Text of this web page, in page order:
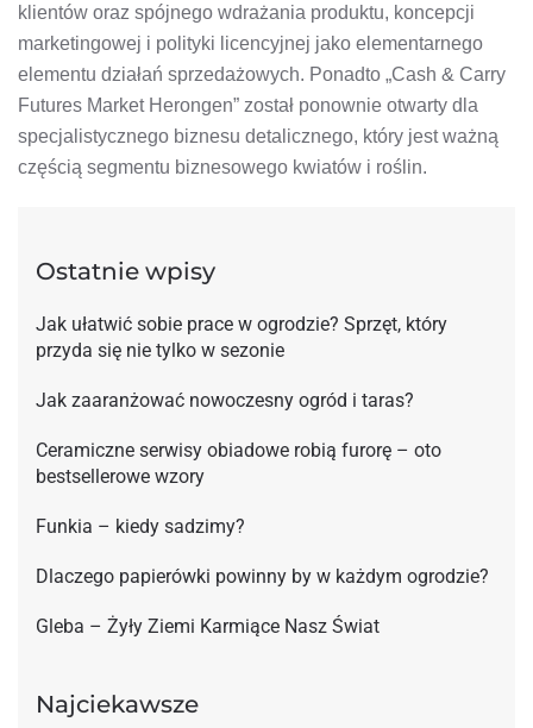
klientów oraz spójnego wdrażania produktu, koncepcji
marketingowej i polityki licencyjnej jako elementarnego
elementu działań sprzedażowych. Ponadto „Cash & Carry
Futures Market Herongen” został ponownie otwarty dla
specjalistycznego biznesu detalicznego, który jest ważną
częścią segmentu biznesowego kwiatów i roślin.
Ostatnie wpisy
Jak ułatwić sobie prace w ogrodzie? Sprzęt, który
przyda się nie tylko w sezonie
Jak zaaranżować nowoczesny ogród i taras?
Ceramiczne serwisy obiadowe robią furorę – oto
bestsellerowe wzory
Funkia – kiedy sadzimy?
Dlaczego papierówki powinny by w każdym ogrodzie?
Gleba – Żyły Ziemi Karmiące Nasz Świat
Najciekawsze